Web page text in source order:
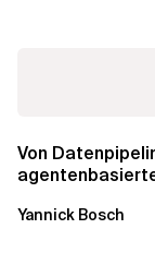
Von
Analytics...
Yannick Bosch